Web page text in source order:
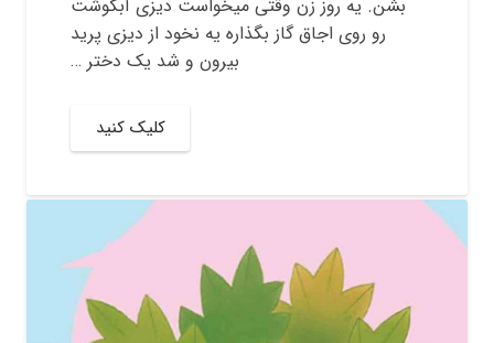
بشن. یه روز زن وقتی میخواست دیزی آبگوشت
رو روی اجاق گاز بگذاره یه نخود از دیزی پرید
بیرون و شد یک دختر …
کلیک کنید